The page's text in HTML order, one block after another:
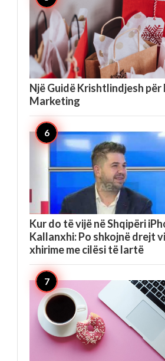
Një Guidë Krishtlindjesh
Marketing
Kur do të vijë në Shqipëri
Kallanxhi: Po shkojnë drejt
xhirime me cilësi të lartë